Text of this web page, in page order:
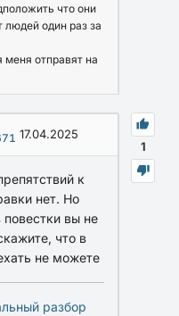
что они
людей один раз за
меня отправят на
1
17.04.2025
к
нет. Но
повестки вы не
что в
не можете
разбор